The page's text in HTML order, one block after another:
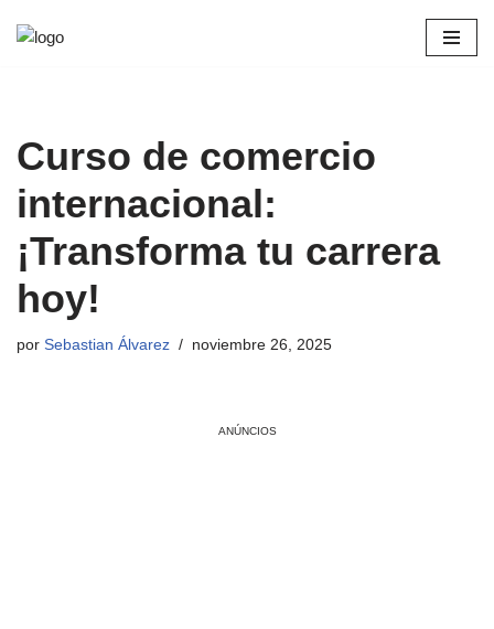
Curso de comercio
internacional:
¡Transforma tu carrera
hoy!
por Sebastian Álvarez noviembre 26, 2025
ANÚNCIOS